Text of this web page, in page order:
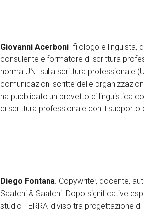
Giovanni Acerboni filologo e linguista,
consulente e formatore di scrittura
norma UNI sulla scrittura professionale
comunicazioni scritte delle
ha pubblicato un brevetto di linguistica
di scrittura professionale con il supporto
Diego Fontana. Copywriter, docente,
Saatchi & Saatchi. Dopo significative
studio TERRA, diviso tra progettazione